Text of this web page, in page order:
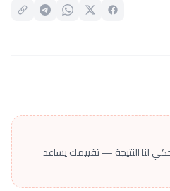
لنا النتيجة — تقييمك يساعد